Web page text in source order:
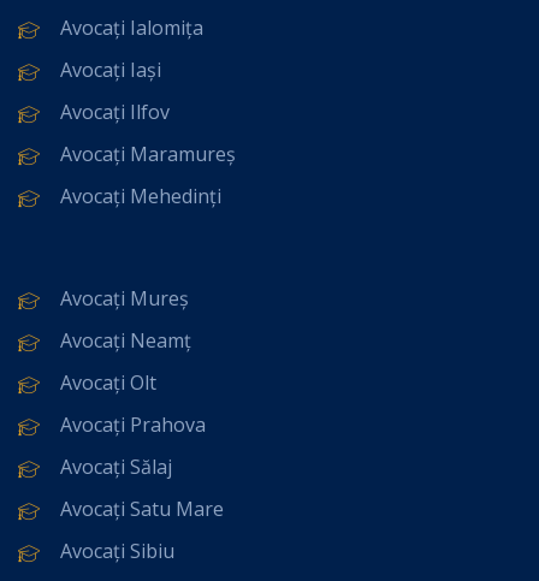
Avocați Ialomița
Avocați Iași
Avocați Ilfov
Avocați Maramureș
Avocați Mehedinți
Avocați Mureș
Avocați Neamț
Avocați Olt
Avocați Prahova
Avocați Sălaj
Avocați Satu Mare
Avocați Sibiu